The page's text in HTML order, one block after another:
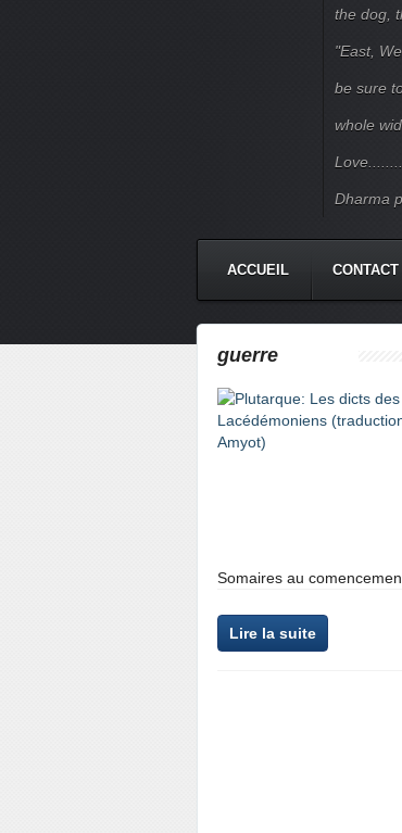
the dog,
"East,
be sure
whole
Dharma
ACCUEIL CONTACT
guerre
Somaires au
Lire la suite